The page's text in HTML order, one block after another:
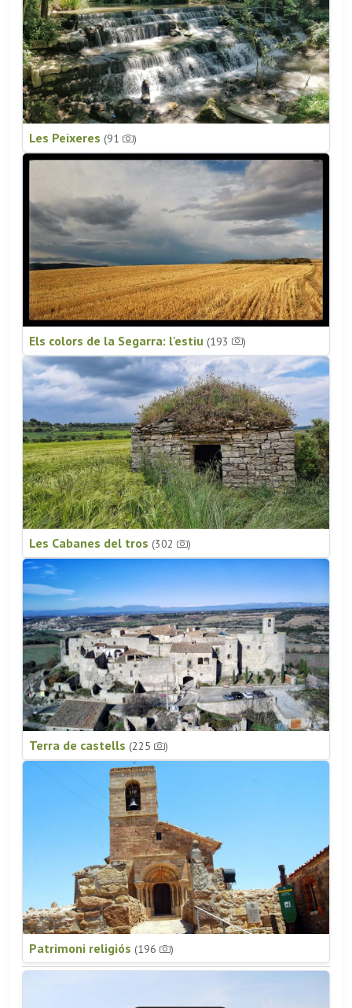
Les Peixeres (91 )
Els colors de la Segarra: l'estiu (193 )
Les Cabanes del tros (302 )
Terra de castells (225 )
Patrimoni religiós (196 )